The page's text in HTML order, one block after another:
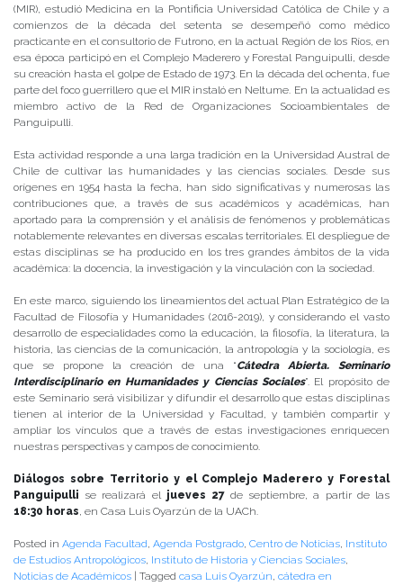
(MIR), estudió Medicina en la Pontificia Universidad Católica de Chile y a
comienzos de la década del setenta se desempeñó como médico
practicante en el consultorio de Futrono, en la actual Región de los Ríos, en
esa época participó en el Complejo Maderero y Forestal Panguipulli, desde
su creación hasta el golpe de Estado de 1973. En la década del ochenta, fue
parte del foco guerrillero que el MIR instaló en Neltume. En la actualidad es
miembro activo de la Red de Organizaciones Socioambientales de
Panguipulli.
Esta actividad responde a una larga tradición en la Universidad Austral de
Chile de cultivar las humanidades y las ciencias sociales. Desde sus
orígenes en 1954 hasta la fecha, han sido significativas y numerosas las
contribuciones que, a través de sus académicos y académicas, han
aportado para la comprensión y el análisis de fenómenos y problemáticas
notablemente relevantes en diversas escalas territoriales. El despliegue de
estas disciplinas se ha producido en los tres grandes ámbitos de la vida
académica: la docencia, la investigación y la vinculación con la sociedad.
En este marco, siguiendo los lineamientos del actual Plan Estratégico de la
Facultad de Filosofía y Humanidades (2016-2019), y considerando el vasto
desarrollo de especialidades como la educación, la filosofía, la literatura, la
historia, las ciencias de la comunicación, la antropología y la sociología, es
que se propone la creación de una “Cátedra Abierta. Seminario
Interdisciplinario en Humanidades y Ciencias Sociales”. El propósito de
este Seminario será visibilizar y difundir el desarrollo que estas disciplinas
tienen al interior de la Universidad y Facultad, y también compartir y
ampliar los vínculos que a través de estas investigaciones enriquecen
nuestras perspectivas y campos de conocimiento.
Diálogos sobre Territorio y el Complejo Maderero y Forestal
Panguipulli se realizará el jueves 27de septiembre, a partir de las
18:30 horas, en Casa Luis Oyarzún de la UACh.
Posted in Agenda Facultad, Agenda Postgrado, Centro de Noticias, Instituto
de Estudios Antropológicos, Instituto de Historia y Ciencias Sociales,
Noticias de Académicos | Tagged casa Luis Oyarzún, cátedra en